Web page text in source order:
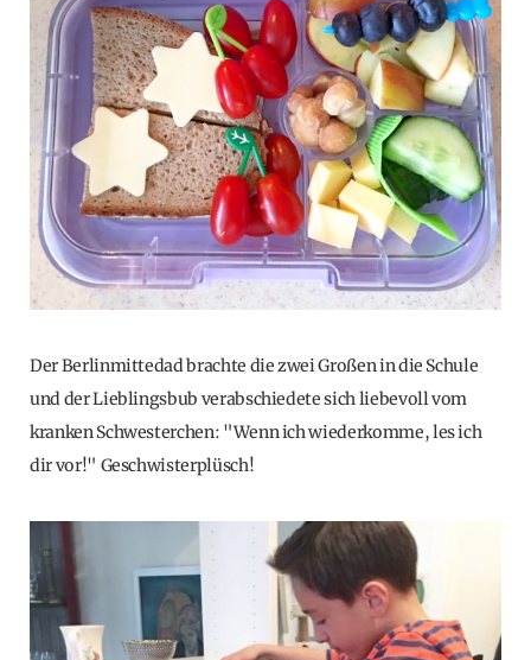
Der Berlinmittedad brachte die zwei Großen in die Schule
und der Lieblingsbub verabschiedete sich liebevoll vom
kranken Schwesterchen: "Wenn ich wiederkomme, les ich
dir vor!" Geschwisterplüsch!